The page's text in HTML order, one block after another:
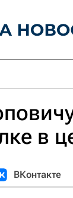
в
ВКонтакте